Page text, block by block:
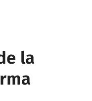
la